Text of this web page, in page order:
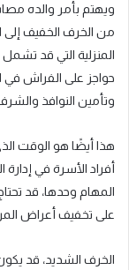
من الخرف الخفيف إلى
المنزلية التي قد
حواجز على الفراش في
وتأمين النوافذ
هذا أيضًا هو الوقت
أفراد الأسرة في إدارة
المهام وحدها، قد
على تخفيف أعراض
الخرف الشديد، قد